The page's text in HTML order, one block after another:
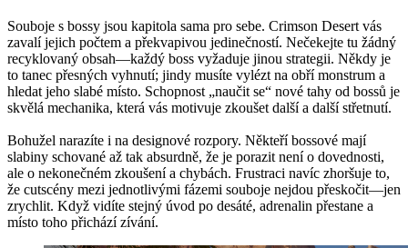
Souboje s bossy jsou kapitola sama pro sebe. Crimson Desert vás
zavalí jejich počtem a překvapivou jedinečností. Nečekejte tu žádný
recyklovaný obsah—každý boss vyžaduje jinou strategii. Někdy je
to tanec přesných vyhnutí; jindy musíte vylézt na obří monstrum a
hledat jeho slabé místo. Schopnost „naučit se“ nové tahy od bossů je
skvělá mechanika, která vás motivuje zkoušet další a další střetnutí.
Bohužel narazíte i na designové rozpory. Někteří bossové mají
slabiny schované až tak absurdně, že je porazit není o dovednosti,
ale o nekonečném zkoušení a chybách. Frustraci navíc zhoršuje to,
že cutscény mezi jednotlivými fázemi souboje nejdou přeskočit—jen
zrychlit. Když vidíte stejný úvod po desáté, adrenalin přestane a
místo toho přichází zívání.